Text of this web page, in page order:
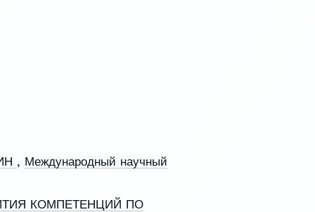
, Международный научный
КОМПЕТЕНЦИЙ ПО